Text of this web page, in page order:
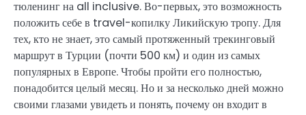
тюленинг на all inclusive. Во-первых, это возможность
положить себе в travel-копилку Ликийскую тропу. Для
тех, кто не знает, это самый протяженный трекинговый
маршрут в Турции (почти 500 км) и один из самых
популярных в Европе. Чтобы пройти его полностью,
понадобится целый месяц. Но и за несколько дней можно
своими глазами увидеть и понять, почему он входит в